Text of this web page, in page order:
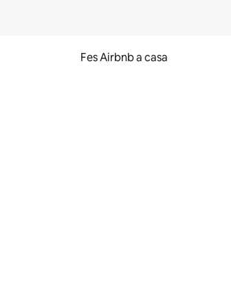
Fes Airbnb a casa
fent-hi lliscar el dit.